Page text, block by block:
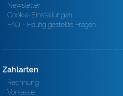
Newsletter
Cookie-Einstellungen
FAQ - Häufig gestellte Fragen
Zahlarten
Rechnung
Vorkasse